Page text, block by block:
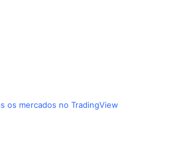
os mercados no TradingView